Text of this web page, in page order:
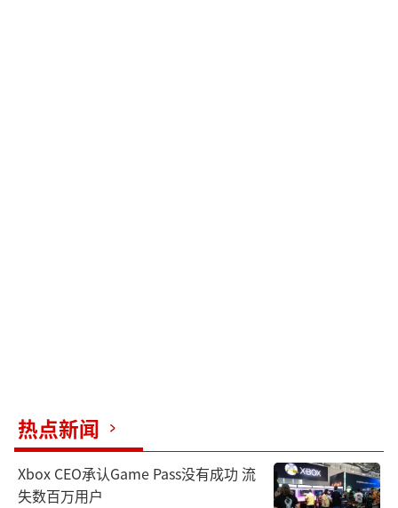
热点新闻
Xbox CEO承认Game Pass没有成功 流
失数百万用户